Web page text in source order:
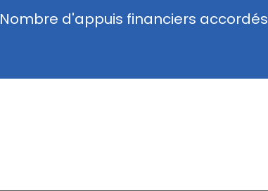
Nombre d'appuis financiers accordés